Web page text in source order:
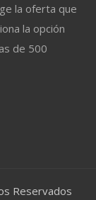
la oferta que
la opción
de 500
Reservados